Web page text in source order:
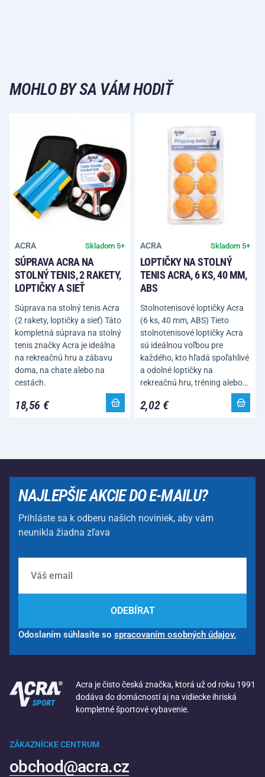
MOHLO BY SA VÁM HODIŤ
ACRA Skladom 5+
SÚPRAVA ACRA NA
STOLNÝ TENIS, 2 RAKETY,
LOPTIČKY A SIEŤ
Súprava na stolný tenis Acra
(2 rakety, loptičky a sieť) Táto
kompletná súprava na stolný
tenis značky Acra je ideálna
na rekreačnú hru a zábavu
doma, na chate alebo na
cestách.
18,56 €
ACRA Skladom 5+
LOPTIČKY NA STOLNÝ
TENIS ACRA, 6 KS, 40 MM,
ABS
Stolnotenisové loptičky Acra
(6 ks, 40 mm, ABS) Tieto
stolnotenisové loptičky Acra
sú ideálnou voľbou pre
každého, kto hľadá spoľahlivé
a odolné loptičky na
rekreačnú hru, tréning alebo…
2,02 €
NAJLEPŠIE AKCIE DO E-MAILU?
Prihláste sa k odberu našich noviniek, aby vám
neunikla žiadna zľava
ODEBÍRAT
Odoslaním súhlasíte so spracovaním osobných údajov.
Acra je čisto česká značka, ktorá už od roku 1991
dodáva do domácností aj na vidiecke ihriská
kompletné športové vybavenie.
ZÁKAZNÍCKE CENTRUM
obchod@acra.cz